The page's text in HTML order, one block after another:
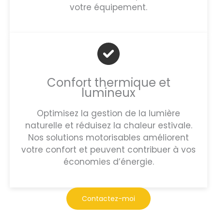
votre équipement.
Confort thermique et
lumineux
Optimisez la gestion de la lumière
naturelle et réduisez la chaleur estivale.
Nos solutions motorisables améliorent
votre confort et peuvent contribuer à vos
économies d’énergie.
Contactez-moi